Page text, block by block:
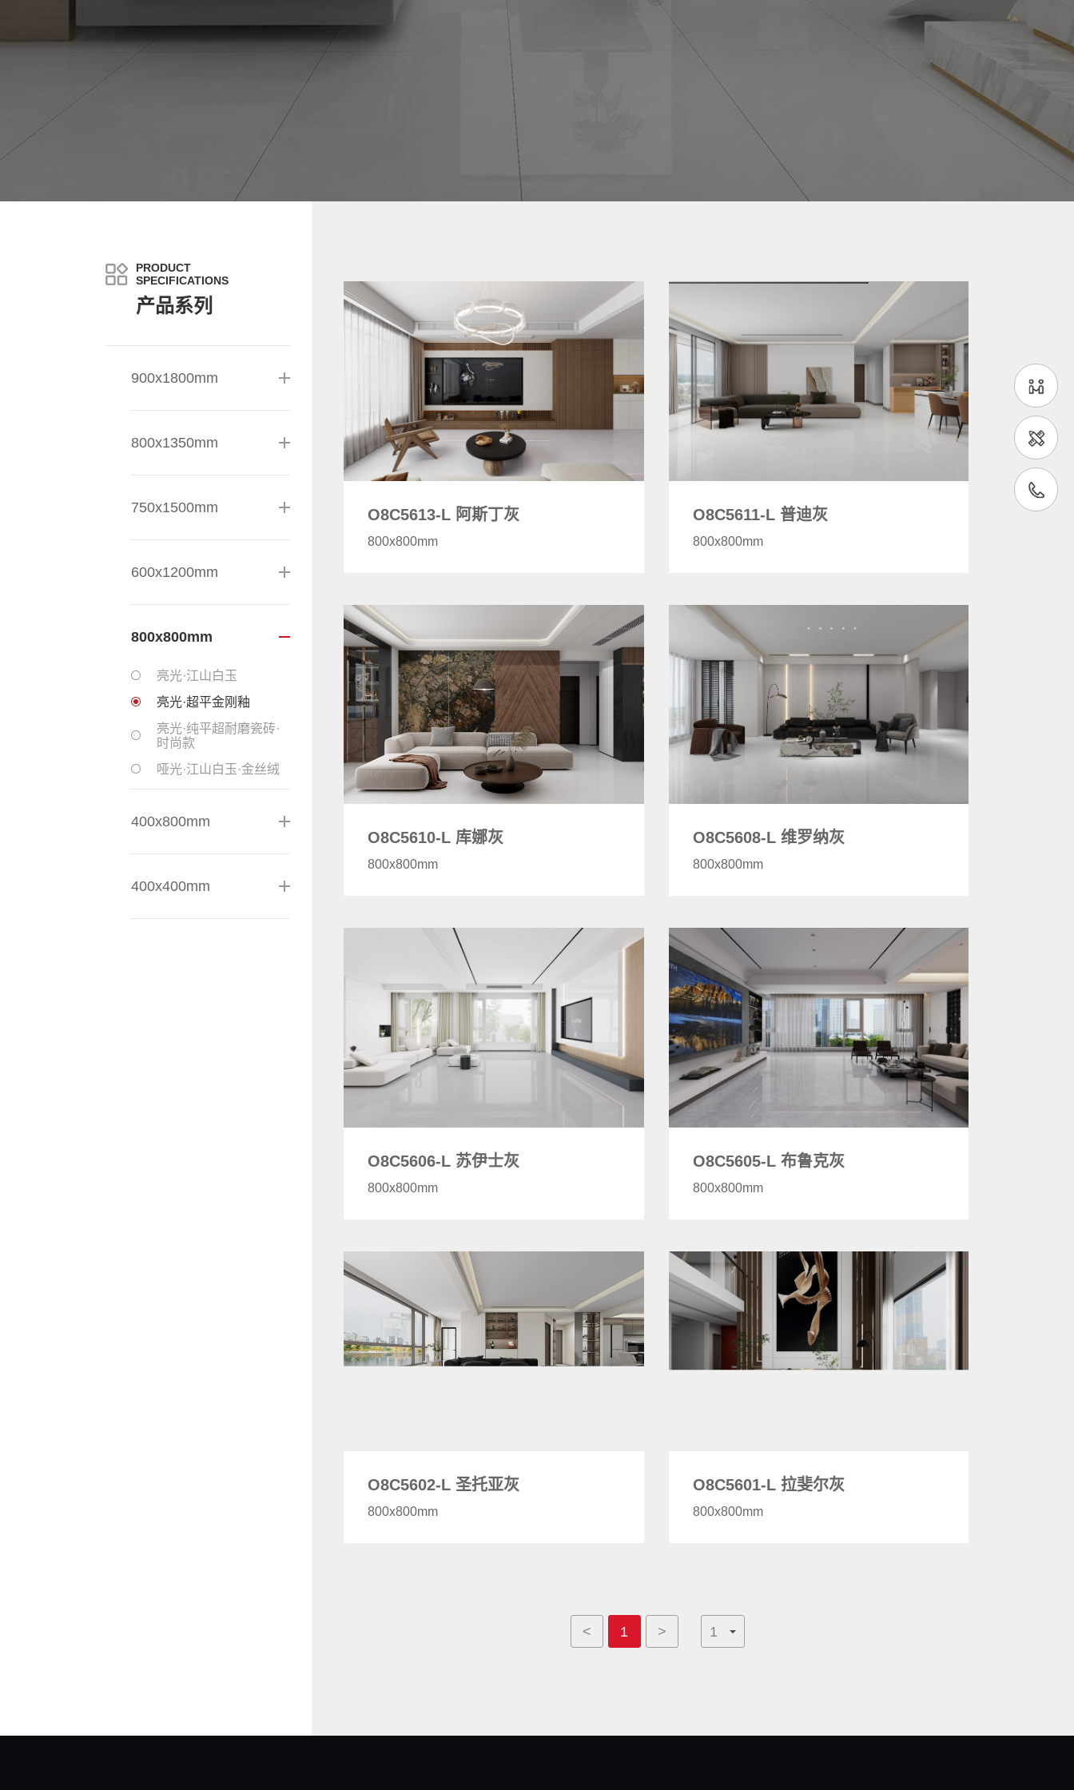
PRODUCT
SPECIFICATIONS
产品系列
900x1800mm
800x1350mm
750x1500mm
600x1200mm
800x800mm
亮光·江山白玉
亮光·超平金刚釉
亮光·纯平超耐磨瓷砖·
时尚款
哑光·江山白玉·金丝绒
400x800mm
400x400mm
O8C5613-L 阿斯丁灰
800x800mm
O8C5611-L 普迪灰
800x800mm
O8C5610-L 库娜灰
800x800mm
O8C5608-L 维罗纳灰
800x800mm
O8C5606-L 苏伊士灰
800x800mm
O8C5605-L 布鲁克灰
800x800mm
O8C5602-L 圣托亚灰
800x800mm
O8C5601-L 拉斐尔灰
800x800mm
< 1 >